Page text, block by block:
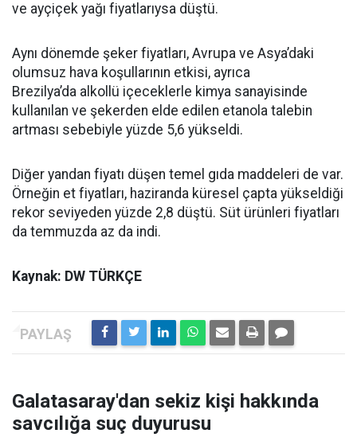
ve ayçiçek yağı fiyatlarıysa düştü.
Aynı dönemde şeker fiyatları, Avrupa ve Asya’daki
olumsuz hava koşullarının etkisi, ayrıca
Brezilya’da alkollü içeceklerle kimya sanayisinde
kullanılan ve şekerden elde edilen etanola talebin
artması sebebiyle yüzde 5,6 yükseldi.
Diğer yandan fiyatı düşen temel gıda maddeleri de var.
Örneğin et fiyatları, haziranda küresel çapta yükseldiği
rekor seviyeden yüzde 2,8 düştü. Süt ürünleri fiyatları
da temmuzda az da indi.
Kaynak: DW TÜRKÇE
Galatasaray'dan sekiz kişi hakkında
savcılığa suç duyurusu